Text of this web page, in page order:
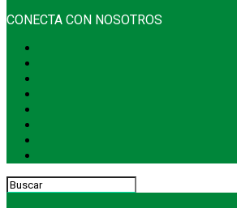
CONECTA CON NOSOTROS